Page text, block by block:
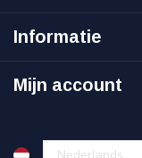
Informatie
Mijn account